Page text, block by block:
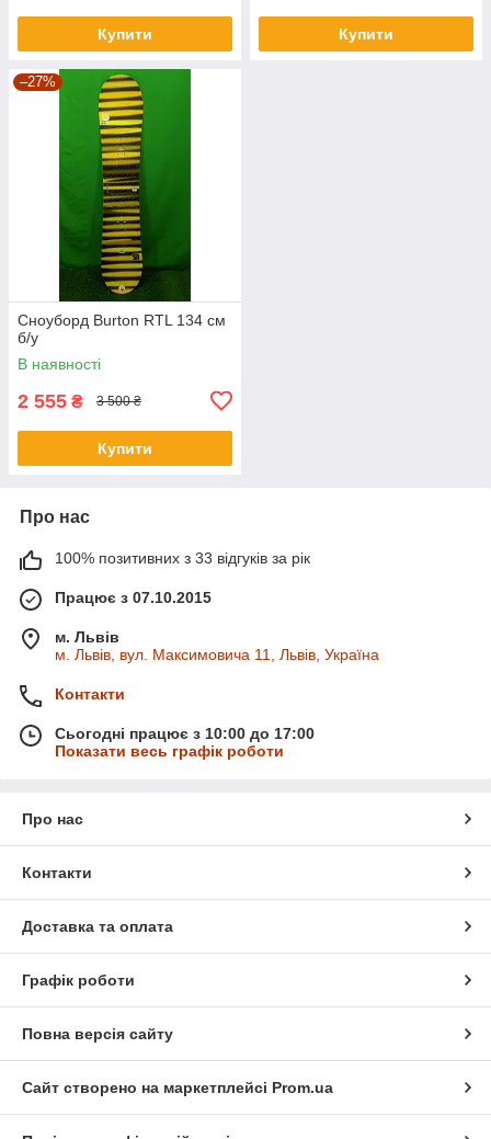
Купити Купити
–27%
Сноуборд Burton RTL 134 см
б/у
В наявності
2 555 ₴ 3 500 ₴
Купити
Про нас
100% позитивних з 33 відгуків за рік
Працює з 07.10.2015
м. Львів
м. Львів, вул. Максимовича 11, Львів, Україна
Контакти
Сьогодні працює з 10:00 до 17:00
Показати весь графік роботи
Про нас
Контакти
Доставка та оплата
Графік роботи
Повна версія сайту
Сайт створено на маркетплейсі Prom.ua